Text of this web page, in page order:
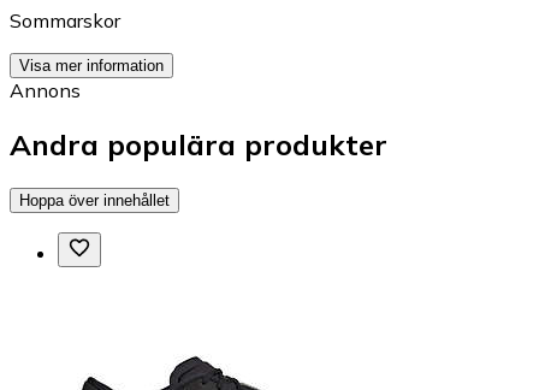
Sommarskor
Visa mer information
Annons
Andra populära produkter
Hoppa över innehållet